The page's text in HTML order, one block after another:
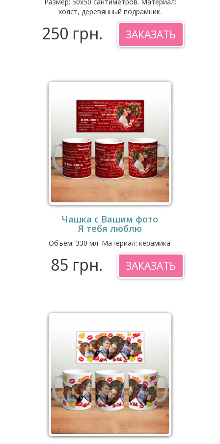
холст, деревянный подрамник.
250 грн. ЗАКАЗАТЬ
Чашка с Вашим фото
Я тебя люблю
Объем: 330 мл. Материал: керамика.
85 грн. ЗАКАЗАТЬ